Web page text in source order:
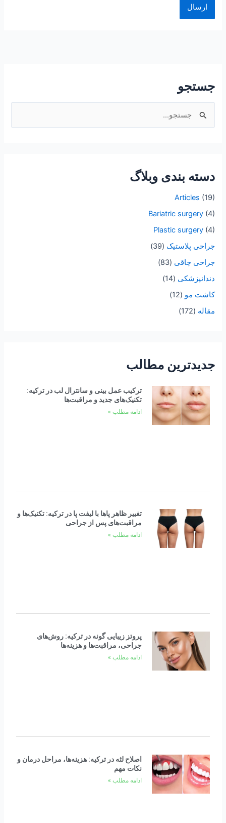
جستجو
و
ا
ی
:
دسته بندی وبلاگ
Articles (19)
Bariatric surgery(4)
Plastic surgery(4)
جراحی پلاستیک (39)
جراحی چاقی (83)
دندانپزشکی (14)
کاشت مو (12)
مقاله (172)
جدیدترین مطالب
ترکیب عمل بینی و سانترال لب در ترکیه:
تکنیک‌های جدید و مراقبت‌ها
ادامه مطلب »
تغییر ظاهر پاها با لیفت پا در ترکیه: تکنیک‌ها و
مراقبت‌های پس از جراحی
ادامه مطلب »
پروتز زیبایی گونه در ترکیه: روش‌های
جراحی، مراقبت‌ها و هزینه‌ها
ادامه مطلب »
اصلاح لثه در ترکیه: هزینه‌ها، مراحل درمان و
نکات مهم
ادامه مطلب »